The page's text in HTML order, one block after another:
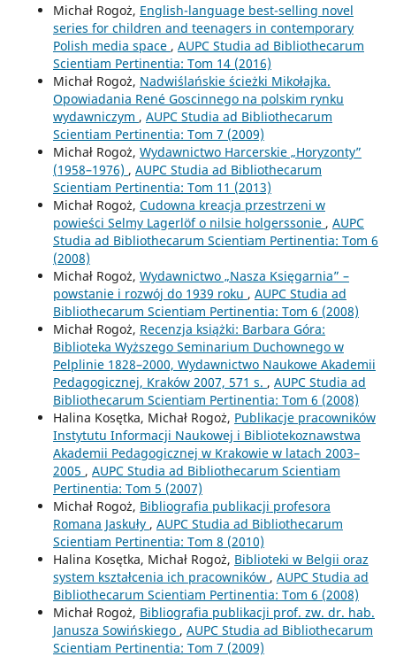
Michał Rogoż, English-language best-selling novel
series for children and teenagers in contemporary
Polish media space , AUPC Studia ad Bibliothecarum
Scientiam Pertinentia: Tom 14 (2016)
Michał Rogoż, Nadwiślańskie ścieżki Mikołajka.
Opowiadania René Goscinnego na polskim rynku
wydawniczym , AUPC Studia ad Bibliothecarum
Scientiam Pertinentia: Tom 7 (2009)
Michał Rogoż, Wydawnictwo Harcerskie „Horyzonty”
(1958–1976) , AUPC Studia ad Bibliothecarum
Scientiam Pertinentia: Tom 11 (2013)
Michał Rogoż, Cudowna kreacja przestrzeni w
powieści Selmy Lagerlöf o nilsie holgerssonie , AUPC
Studia ad Bibliothecarum Scientiam Pertinentia: Tom 6
(2008)
Michał Rogoż, Wydawnictwo „Nasza Księgarnia” –
powstanie i rozwój do 1939 roku , AUPC Studia ad
Bibliothecarum Scientiam Pertinentia: Tom 6 (2008)
Michał Rogoż, Recenzja książki: Barbara Góra:
Biblioteka Wyższego Seminarium Duchownego w
Pelplinie 1828–2000, Wydawnictwo Naukowe Akademii
Pedagogicznej, Kraków 2007, 571 s. , AUPC Studia ad
Bibliothecarum Scientiam Pertinentia: Tom 6 (2008)
Halina Kosętka, Michał Rogoż, Publikacje pracowników
Instytutu Informacji Naukowej i Bibliotekoznawstwa
Akademii Pedagogicznej w Krakowie w latach 2003–
2005 , AUPC Studia ad Bibliothecarum Scientiam
Pertinentia: Tom 5 (2007)
Michał Rogoż, Bibliografia publikacji profesora
Romana Jaskuły , AUPC Studia ad Bibliothecarum
Scientiam Pertinentia: Tom 8 (2010)
Halina Kosętka, Michał Rogoż, Biblioteki w Belgii oraz
system kształcenia ich pracowników , AUPC Studia ad
Bibliothecarum Scientiam Pertinentia: Tom 6 (2008)
Michał Rogoż, Bibliografia publikacji prof. zw. dr. hab.
Janusza Sowińskiego , AUPC Studia ad Bibliothecarum
Scientiam Pertinentia: Tom 7 (2009)